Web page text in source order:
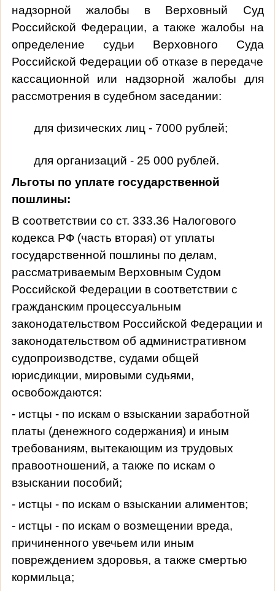
надзорной жалобы в Верховный Суд
Российской Федерации, а также жалобы на
определение судьи Верховного Суда
Российской Федерации об отказе в передаче
кассационной или надзорной жалобы для
рассмотрения в судебном заседании:
для физических лиц - 7000 рублей;
для организаций - 25 000 рублей.
Льготы по уплате государственной
пошлины:
В соответствии со ст. 333.36 Налогового
кодекса РФ (часть вторая) от уплаты
государственной пошлины по делам,
рассматриваемым Верховным Судом
Российской Федерации в соответствии с
гражданским процессуальным
законодательством Российской Федерации и
законодательством об административном
судопроизводстве, судами общей
юрисдикции, мировыми судьями,
освобождаются:
- истцы - по искам о взыскании заработной
платы (денежного содержания) и иным
требованиям, вытекающим из трудовых
правоотношений, а также по искам о
взыскании пособий;
- истцы - по искам о взыскании алиментов;
- истцы - по искам о возмещении вреда,
причиненного увечьем или иным
повреждением здоровья, а также смертью
кормильца;